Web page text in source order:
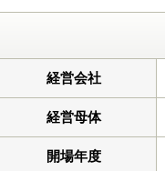
経営会社
経営母体
開場年度